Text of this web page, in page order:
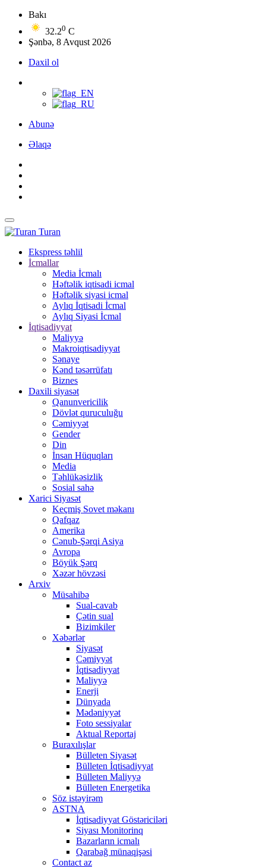
Bakı
32.20 C
Şənbə, 8 Avqust 2026
Daxil ol
Abunə
Əlaqə
Turan
Ekspress təhlil
İcmallar
Media İcmalı
Həftəlik iqtisadi icmal
Həftəlik siyasi icmal
Aylıq İqtisadi İcmal
Aylıq Siyasi İcmal
İqtisadiyyat
Maliyyə
Makroiqtisadiyyat
Sənaye
Kənd təsərrüfatı
Biznes
Daxili siyasət
Qanunvericilik
Dövlət quruculuğu
Cəmiyyət
Gender
Din
İnsan Hüquqları
Media
Təhlükəsizlik
Sosial sahə
Xarici Siyasət
Keçmiş Sovet məkanı
Qafqaz
Amerika
Cənub-Şərqi Asiya
Avropa
Böyük Şərq
Xəzər hövzəsi
Arxiv
Müsahibə
Sual-cavab
Çətin sual
Bizimkiler
Xəbərlər
Siyasət
Cəmiyyət
İqtisadiyyat
Maliyyə
Enerji
Dünyada
Mədəniyyət
Foto sessiyalar
Aktual Reportaj
Buraxılışlar
Bülleten Siyasət
Bülleten İqtisadiyyat
Bülleten Maliyyə
Bülleten Energetika
Söz istəyirəm
ASTNA
İqtisadiyyat Göstəriciləri
Siyası Monitorinq
Bazarların icmalı
Qarabağ münaqişəsi
Contact az